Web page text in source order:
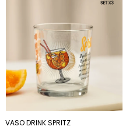
VASO DRINK SPRITZ